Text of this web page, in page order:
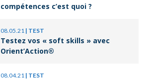
compétences c’est quoi ?
08.05.21 | TEST
Testez vos « soft skills » avec
Orient’Action®
08.04.21 | TEST